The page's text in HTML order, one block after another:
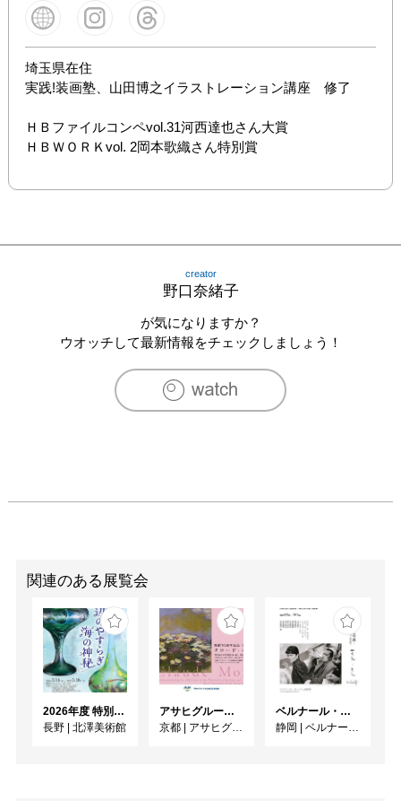
埼玉県在住
実践!装画塾、山田博之イラストレーション講座　修了
ＨＢファイルコンペvol.31河西達也さん大賞
ＨＢＷＯＲＫvol. 2岡本歌織さん特別賞
creator
野口奈緒子
が気になりますか？
ウオッチして最新情報をチェックしましょう！
関連のある展覧会
2026年度 特別展「ガレとドーム、アール･ヌーヴォーのガラス 水辺のやすらぎ、海の神秘」
長野 | 北澤美術館
アサヒグループ大山崎山荘美術館 開館30周年記念展「没後100年 クロード・モネ」
京都 | アサヒグループ大山崎山荘美術館
ベルナール・ビュフェと写真 ーカメラがとらえたビュフェとその時代、そして21 世紀へ
静岡 | ベルナール・ビュフェ美術館